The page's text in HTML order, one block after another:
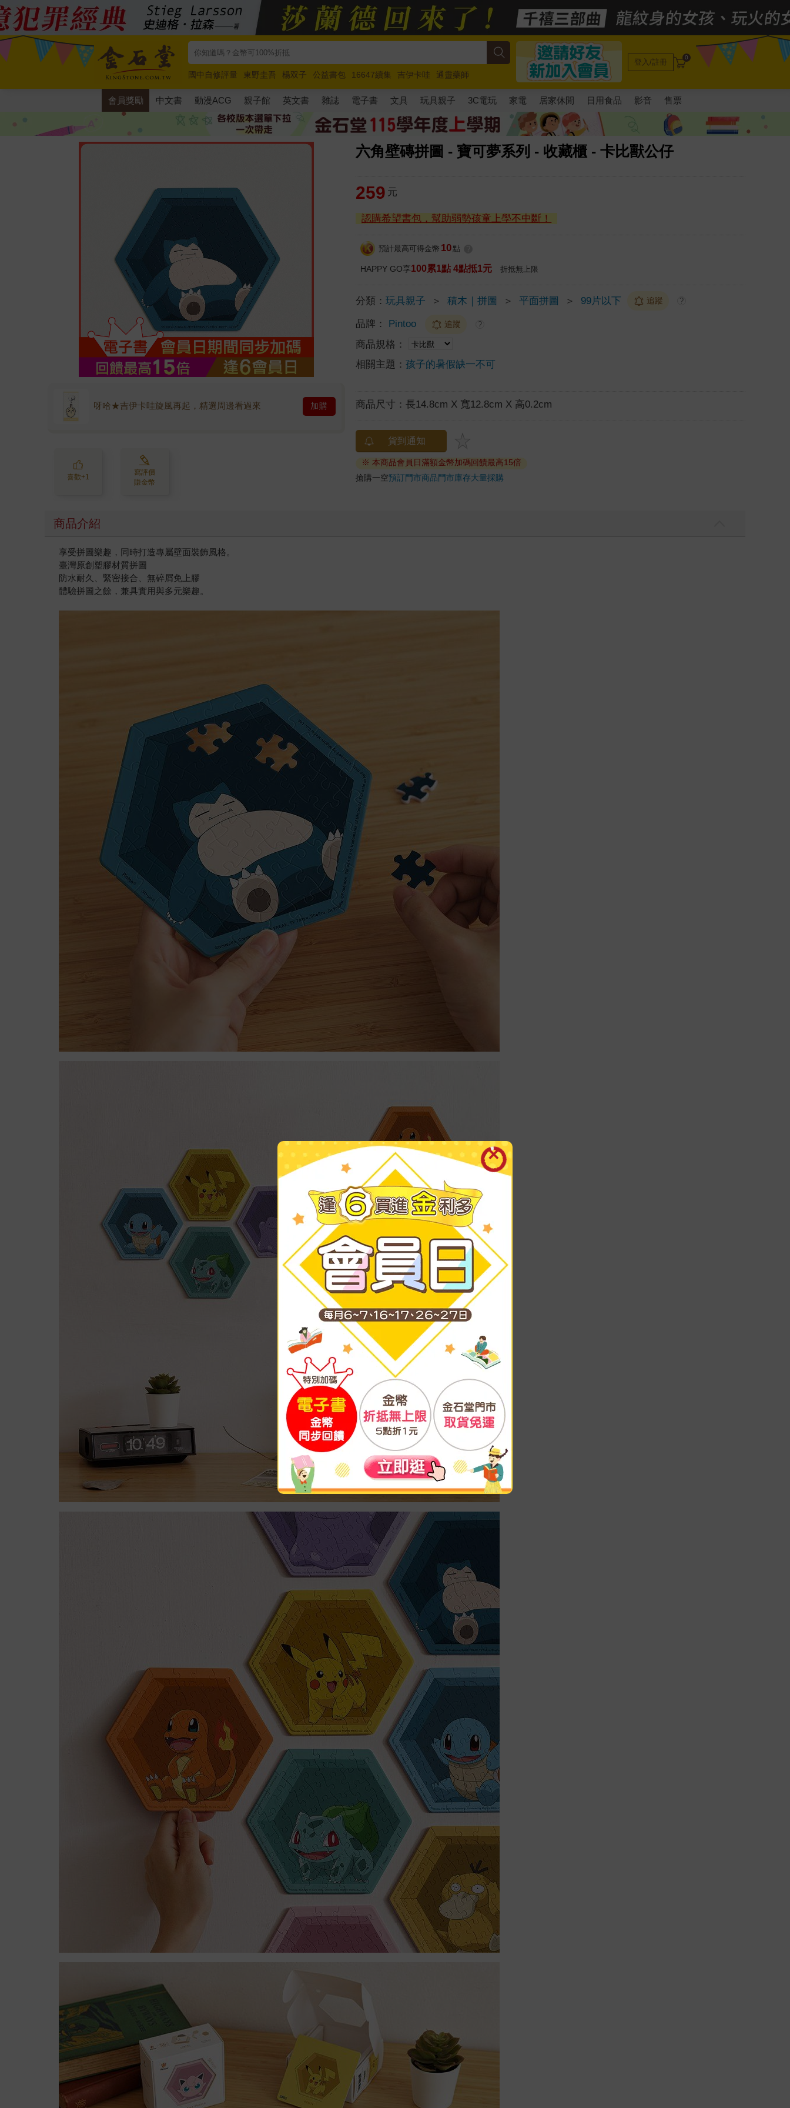
國中自修評量 東野圭吾 楊双子 公益書包 16647續集 吉伊卡哇
通靈藥師
唯紅花綻放
奧德賽 路邊攤新作 馬斯克 玩具總動員5 超慢跑
登入/註冊 0
會員獎勵 中文書 動漫ACG 親子館 英文書 雜誌 電子書 文具 玩具親子 3C電玩 家電 居家休閒 日用食品 影音 售票
六角壁磚拼圖 - 寶可夢系列 - 收藏櫃 - 卡比獸公仔
呀哈★吉伊卡哇旋風再起，精選周邊看過來 加購
喜歡+1
寫評價
賺金幣
259 元
認購希望書包，幫助弱勢孩童上學不中斷！
預計最高可得金幣 10 點
HAPPY GO享100累1點 4點抵1元 折抵無上限
分類：玩具親子 ＞ 積木｜拼圖 ＞ 平面拼圖 ＞ 99片以下 追蹤 ?
品牌： Pintoo 追蹤 ?
商品規格：
相關主題：孩子的暑假缺一不可
商品尺寸：長14.8cm X 寬12.8cm X 高0.2cm
貨到通知
※ 本商品會員日滿額金幣加碼回饋最高15倍
搶購一空預訂門市商品門市庫存大量採購
商品介紹
享受拼圖樂趣，同時打造專屬壁面裝飾風格。
臺灣原創塑膠材質拼圖
防水耐久、緊密接合、無碎屑免上膠
體驗拼圖之餘，兼具實用與多元樂趣。